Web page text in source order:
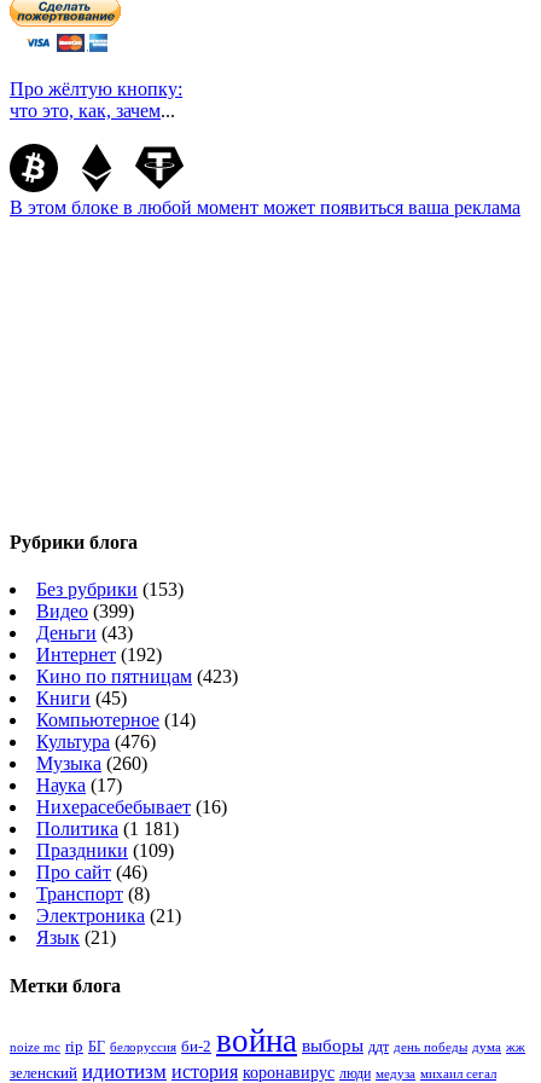
Про жёлтую кнопку:
что это, как, зачем...
В этом блоке в любой момент может появиться ваша реклама
Рубрики блога
Без рубрики (153)
Видео (399)
Деньги (43)
Интернет (192)
Кино по пятницам (423)
Книги (45)
Компьютерное (14)
Культура (476)
Музыка (260)
Наука (17)
Нихерасебебывает (16)
Политика (1 181)
Праздники (109)
Про сайт (46)
Транспорт (8)
Электроника (21)
Язык (21)
Метки блога
noize mc rip БГ белоруссия би-2 война выборы ддт день победы дума жж
зеленский идиотизм история коронавирус люди медуза михаил сегал